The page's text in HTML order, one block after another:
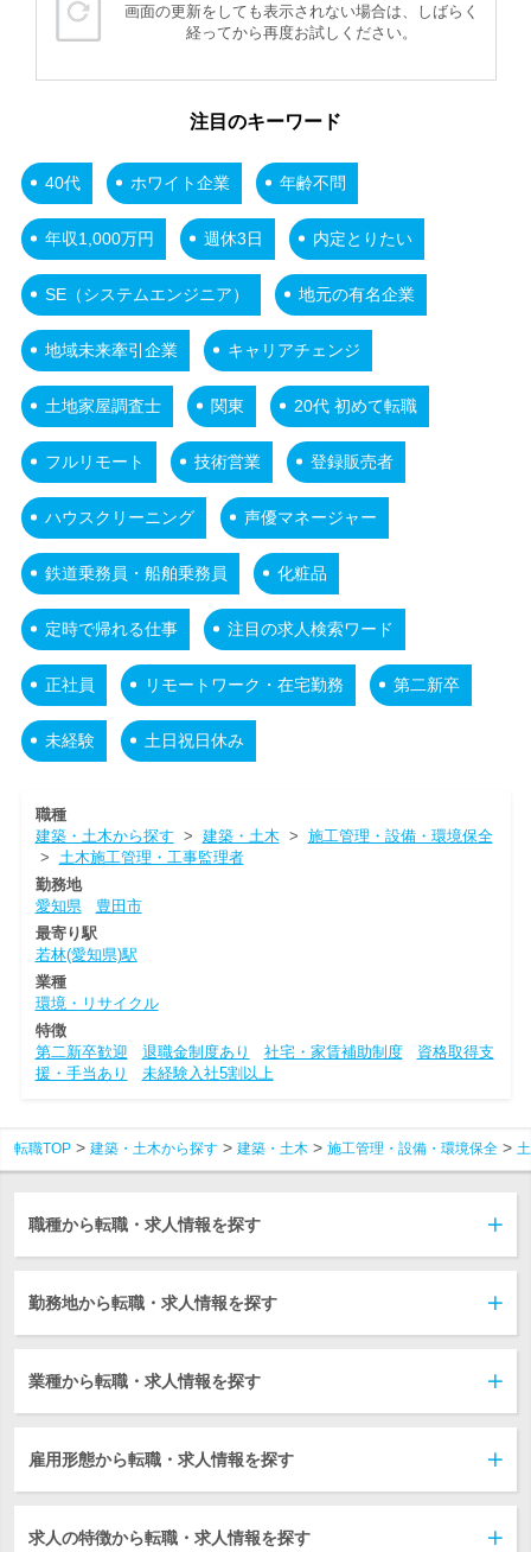
画面の更新をしても表示されない場合は、しばらく
経ってから再度お試しください。
注目のキーワード
40代 ホワイト企業 年齢不問
年収1,000万円 週休3日 内定とりたい
SE（システムエンジニア） 地元の有名企業
地域未来牽引企業 キャリアチェンジ
土地家屋調査士 関東 20代 初めて転職
フルリモート 技術営業 登録販売者
ハウスクリーニング 声優マネージャー
鉄道乗務員・船舶乗務員 化粧品
定時で帰れる仕事 注目の求人検索ワード
正社員 リモートワーク・在宅勤務 第二新卒
未経験 土日祝日休み
職種
建築・土木から探す > 建築・土木 > 施工管理・設備・環境保全
> 土木施工管理・工事監理者
勤務地
愛知県
豊田市
最寄り駅
若林(愛知県)駅
業種
環境・リサイクル
特徴
第二新卒歓迎
退職金制度あり 社宅・家賃補助制度
資格取得支
援・手当あり
未経験入社5割以上
転職TOP 建築・土木から探す 建築・土木 施工管理・設備・環境保全
職種から転職・求人情報を探す
勤務地から転職・求人情報を探す
業種から転職・求人情報を探す
雇用形態から転職・求人情報を探す
求人の特徴から転職・求人情報を探す